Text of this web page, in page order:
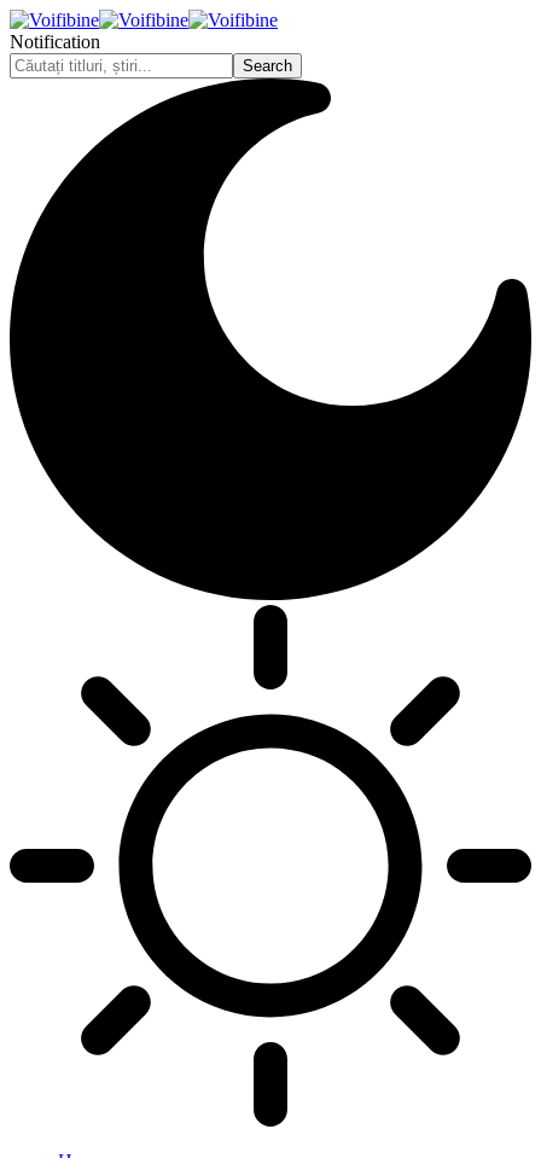
Notification